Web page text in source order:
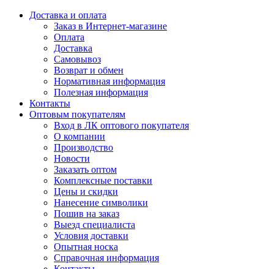
Доставка и оплата
Заказ в Интернет-магазине
Оплата
Доставка
Самовывоз
Возврат и обмен
Нормативная информация
Полезная информация
Контакты
Оптовым покупателям
Вход в ЛК оптового покупателя
О компании
Производство
Новости
Заказать оптом
Комплексные поставки
Цены и скидки
Нанесение символики
Пошив на заказ
Выезд специалиста
Условия доставки
Опытная носка
Справочная информация